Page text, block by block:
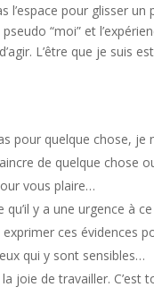
l’espace pour glisser un
“moi” et
L’être que je suis
pour quelque chose, je
de quelque chose
vous plaire…
qu’il y a une urgence à
ces évidences
qui y sont sensibles…
joie de travailler. C’est